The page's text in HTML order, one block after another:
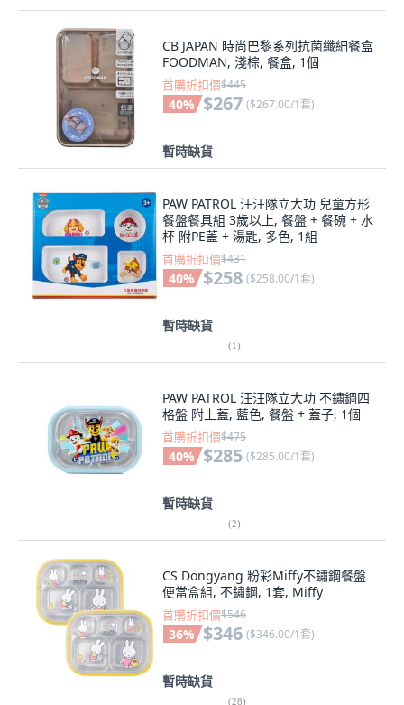
CB JAPAN 時尚巴黎系列抗菌纖細餐盒
FOODMAN, 淺棕, 餐盒, 1個
首購折扣價$445
40% $267 ($267.00/1套)
暫時缺貨
PAW PATROL 汪汪隊立大功 兒童方形
餐盤餐具組 3歲以上, 餐盤 + 餐碗 + 水
杯 附PE蓋 + 湯匙, 多色, 1組
首購折扣價$431
40% $258 ($258.00/1套)
暫時缺貨
(1)
PAW PATROL 汪汪隊立大功 不鏽鋼四
格盤 附上蓋, 藍色, 餐盤 + 蓋子, 1個
首購折扣價$475
40% $285 ($285.00/1套)
暫時缺貨
(2)
CS Dongyang 粉彩Miffy不鏽鋼餐盤
便當盒組, 不鏽鋼, 1套, Miffy
首購折扣價$546
36% $346 ($346.00/1套)
暫時缺貨
(28)